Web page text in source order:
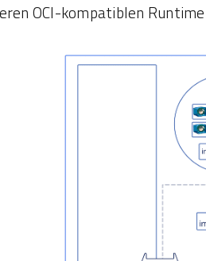
OCI-kompatiblen